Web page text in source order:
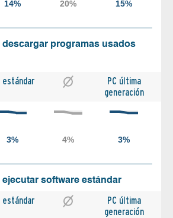
descargar programas usados
estándar
PC última
generación
ejecutar software estándar
estándar
PC última
generación